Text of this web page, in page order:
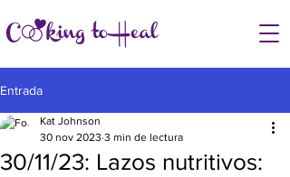
Entrada
30/11/23: Lazos nutritivos:
Kat Johnson
30 nov 2023 3 min de lectura